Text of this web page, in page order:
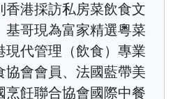
香港採訪私房菜飲食文
基哥現為富家精選粵菜
現代管理（飲食）專業
協會會員、法國藍帶美
烹飪聯合協會國際中餐